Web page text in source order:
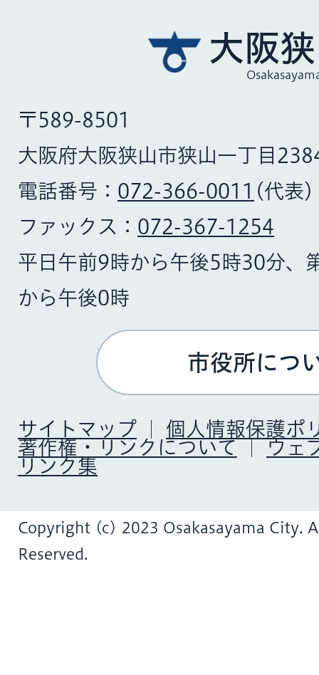
大阪
〒589-8501
大阪府大阪狭山市狭山一丁目
電話番号： 072-366-0011 (代表)
ファックス： 072-367-1254
平日午前9時から午後5時30分、
から午後0時
市役所につ
サイトマップ
個人情報保護ポ
著作権・リンクについて
ウェ
リンク集
Copyright (c) 2023 Osakasayama City.
Reserved.